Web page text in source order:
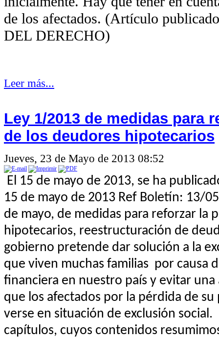
de los afectados. (Artículo
DEL DERECHO)
Leer más...
Ley 1/2013 de medidas para
de los deudores hipotecarios
Jueves, 23 de Mayo de 2013 08:52
El 15 de mayo de 2013, se ha
15 de mayo de 2013 Ref Boletín: 13/
de mayo, de medidas para reforzar la
hipotecarios, reestructuración de
gobierno pretende dar solución a la
que viven muchas familias por causa
financiera en nuestro país y evitar
que los afectados por la pérdida de
verse en situación de exclusión
capítulos, cuyos contenidos